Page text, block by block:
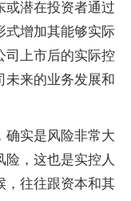
或潜在投资者通过
式增加其能够实际
司上市后的实际控
未来的业务发展和
确实是风险非常大
险，这也是实控人
，往往跟资本和其